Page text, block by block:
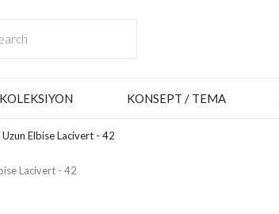
KONSEPT / TEMA
Elbise Lacivert - 42